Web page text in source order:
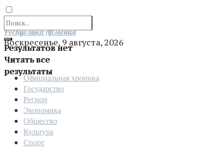
Результатов нет
Читать все
результаты
Отправить
Республика Армения
Воскресенье, 9 августа, 2026
Официальная хроника
Государство
Регион
Экономика
Общество
Культура
Спорт